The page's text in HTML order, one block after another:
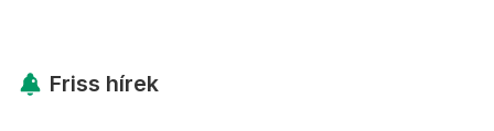
Friss hírek